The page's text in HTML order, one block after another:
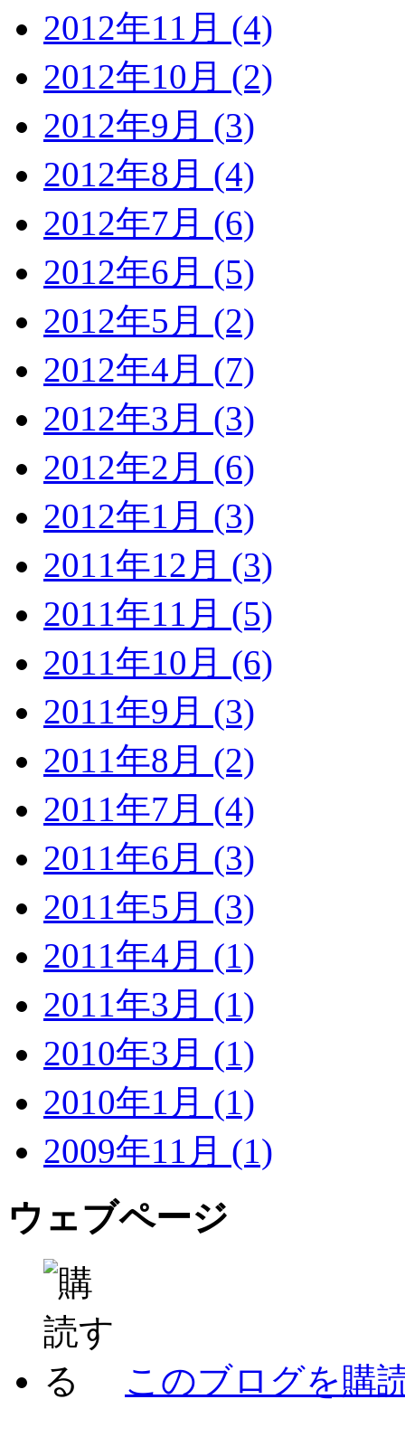
2012年11月 (4)
2012年10月 (2)
2012年9月 (3)
2012年8月 (4)
2012年7月 (6)
2012年6月 (5)
2012年5月 (2)
2012年4月 (7)
2012年3月 (3)
2012年2月 (6)
2012年1月 (3)
2011年12月 (3)
2011年11月 (5)
2011年10月 (6)
2011年9月 (3)
2011年8月 (2)
2011年7月 (4)
2011年6月 (3)
2011年5月 (3)
2011年4月 (1)
2011年3月 (1)
2010年3月 (1)
2010年1月 (1)
2009年11月 (1)
ウェブページ
このブログを購